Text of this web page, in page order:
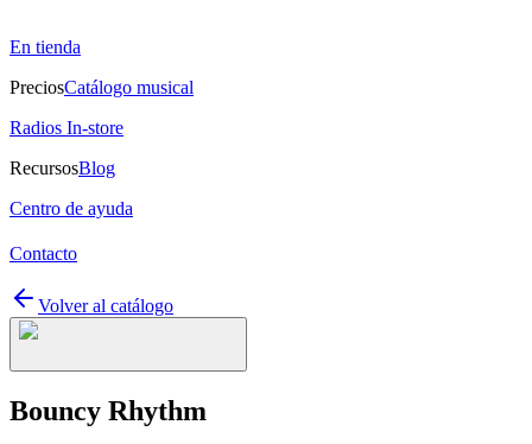
En tienda
PreciosCatálogo musical
Radios In-store
RecursosBlog
Centro de ayuda
Contacto
Volver al catálogo
Bouncy Rhythm